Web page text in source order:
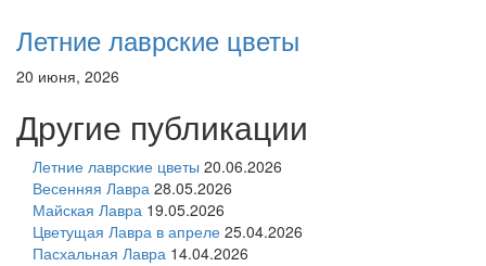
Летние лаврские цветы
20 июня, 2026
Другие публикации
Летние лаврские цветы 20.06.2026
Весенняя Лавра 28.05.2026
Майская Лавра 19.05.2026
Цветущая Лавра в апреле 25.04.2026
Пасхальная Лавра 14.04.2026